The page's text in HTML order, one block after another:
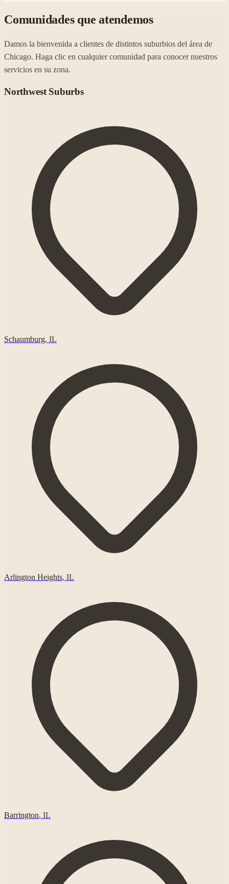
Comunidades que atendemos
Damos la bienvenida a clientes de distintos suburbios del área de
Chicago. Haga clic en cualquier comunidad para conocer nuestros
servicios en su zona.
Northwest Suburbs
Schaumburg, IL
Arlington Heights, IL
Barrington, IL